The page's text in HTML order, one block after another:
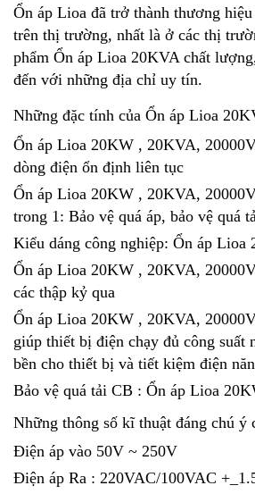
Ổn áp Lioa đã trở thành thương
trên thị trường, nhất là ở các thị
phẩm Ổn áp Lioa 20KVA chất
đến với những địa chỉ uy tín.
Những đặc tính của Ổn áp Lioa
Ổn áp Lioa 20KW , 20KVA,
dòng điện ổn định liên tục
Ổn áp Lioa 20KW , 20KVA,
trong 1: Bảo vệ quá áp, bảo vệ quá
Kiểu dáng công nghiệp: Ổn áp
Ổn áp Lioa 20KW , 20KVA,
các thập kỷ qua
Ổn áp Lioa 20KW , 20KVA,
giúp thiết bị điện chạy đủ công suất
bền cho thiết bị và tiết kiệm điện
Bảo vệ quá tải CB : Ổn áp Lioa
Những thông số kĩ thuật đáng chú
Điện áp vào 50V ~ 250V
Điện áp Ra : 220VAC/100VAC